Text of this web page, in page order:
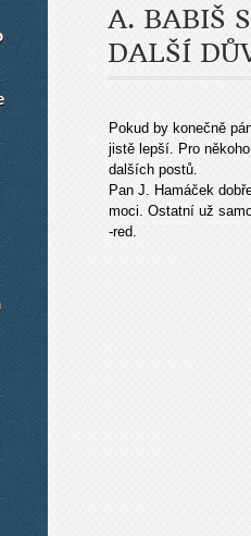
A. BABIŠ
DALŠÍ
Pokud by konečně
jistě lepší. Pro
dalších postů.
Pan J. Hamáček
moci. Ostatní už
-red.